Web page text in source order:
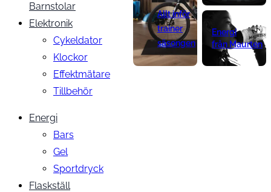
Barnstolar
Elektronik
Cykeldator
Klockor
Effektmätare
Tillbehör
Energi
Bars
Gel
Sportdryck
Flaskställ
Allt inför
trainer
säsongen
Energi
från Maurten